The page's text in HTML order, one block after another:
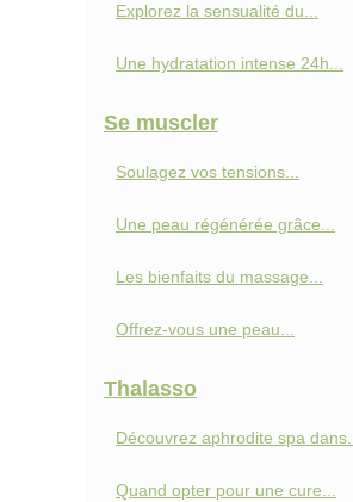
Explorez la sensualité du...
Une hydratation intense 24h...
Se muscler
Soulagez vos tensions...
Une peau régénérée grâce...
Les bienfaits du massage...
Offrez-vous une peau...
Thalasso
Découvrez aphrodite spa dans...
Quand opter pour une cure...